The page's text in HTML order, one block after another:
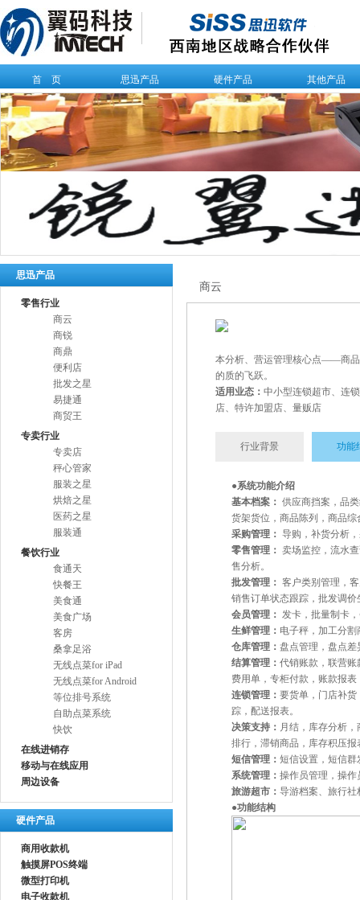
首 页 思迅产品 硬件产品 其他产品
思迅产品
零售行业
商云
商锐
商鼎
便利店
批发之星
易捷通
商贸王
专卖行业
专卖店
秤心管家
服装之星
烘焙之星
医药之星
服装通
餐饮行业
食通天
快餐王
美食通
美食广场
客房
桑拿足浴
无线点菜for iPad
无线点菜for Android
等位排号系统
自助点菜系统
快饮
在线进销存
移动与在线应用
周边设备
硬件产品
商用收款机
触摸屏POS终端
微型打印机
电子收款机
商云
本分析、营运管理核心点——商品
的质的飞跃。
适用业态： 中小型连锁超市、连
店、特许加盟店、量贩店
行业背景 功能
●系统功能介绍
基本档案： 供应商挡案，品
货架货位，商品陈列，商品综
采购管理： 导购，补货分析
零售管理： 卖场监控，流水
售分析。
批发管理： 客户类别管理，
销售订单状态跟踪，批发调
会员管理： 发卡，批量制卡
生鲜管理： 电子秤，加工分
仓库管理： 盘点管理，盘点
结算管理： 代销账款，联营
费用单，专柜付款，账款报
连锁管理： 要货单，门店补
踪，配送报表。
决策支持： 月结，库存分析
排行，滞销商品，库存积压报
短信管理： 短信设置，短信
系统管理： 操作员管理，操
旅游超市： 导游档案、旅行
●功能结构